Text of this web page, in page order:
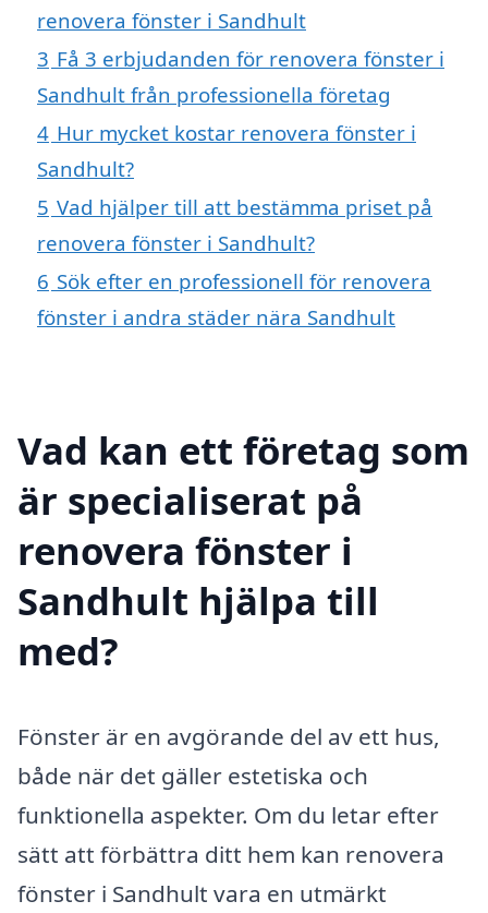
renovera fönster i Sandhult
3 Få 3 erbjudanden för renovera fönster i
Sandhult från professionella företag
4 Hur mycket kostar renovera fönster i
Sandhult?
5 Vad hjälper till att bestämma priset på
renovera fönster i Sandhult?
6 Sök efter en professionell för renovera
fönster i andra städer nära Sandhult
Vad kan ett företag som
är specialiserat på
renovera fönster i
Sandhult hjälpa till
med?
Fönster är en avgörande del av ett hus,
både när det gäller estetiska och
funktionella aspekter. Om du letar efter
sätt att förbättra ditt hem kan renovera
fönster i Sandhult vara en utmärkt